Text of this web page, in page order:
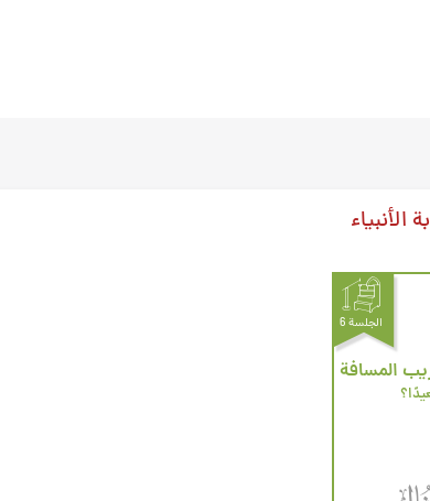
الأنبياء
الجلسة 6
المسافة